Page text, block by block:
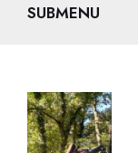
SUBMENU